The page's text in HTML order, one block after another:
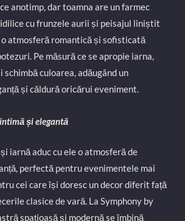
anotimp, dar toamna are un farmec
cu frunzele aurii și peisajul liniștit
atmosferă romantică și sofisticată
Pe măsură ce se apropie iarna,
culoarea, adăugând un
și căldură oricărui eveniment.
și elegantă
iarnă aduc cu ele o atmosferă de
perfectă pentru evenimentele mai
cei care își doresc un decor diferit față
clasice de vară. La Symphony by
spațioasă și modernă se îmbină